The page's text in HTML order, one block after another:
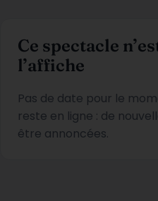
Ce spectacle
l’affiche
Pas de date pour le
reste en ligne : de
être annoncées.